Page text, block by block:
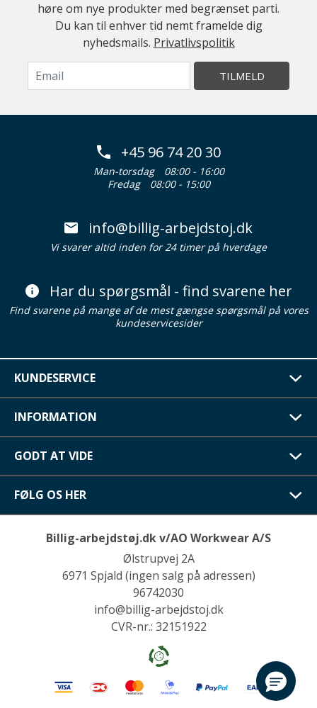
høre om nye produkter med begrænset parti.
Du kan til enhver tid nemt framelde dig
nyhedsmails. Privatlivspolitik
TILMELD
+45 96 74 20 30
Man-torsdag
08:00 - 16:00
Fredag
08:00 - 15:00
info@billig-arbejdstoj.dk
Vi svarer altid inden for 24 timer på hverdage
Har du spørgsmål - find svarene her
Find svarene på mange af de mest gængse spørgsmål på vores
kundeservicesider
KUNDESERVICE
INFORMATION
GODT AT VIDE
FØLG OS HER
Billig-arbejdstøj.dk v/AO Workwear A/S
Ølstrupvej 2A
6971 Spjald (ingen salg på adressen)
96742030
info@billig-arbejdstoj.dk
CVR-nr.: 32151922